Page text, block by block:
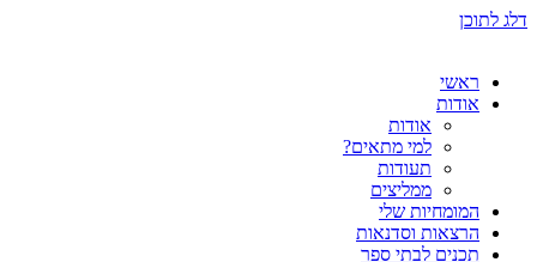
דלג לתוכן
ראשי
אודות
אודות
למי מתאים?
תעודות
ממליצים
המומחיות שלי
הרצאות וסדנאות
תכנים לבתי ספר